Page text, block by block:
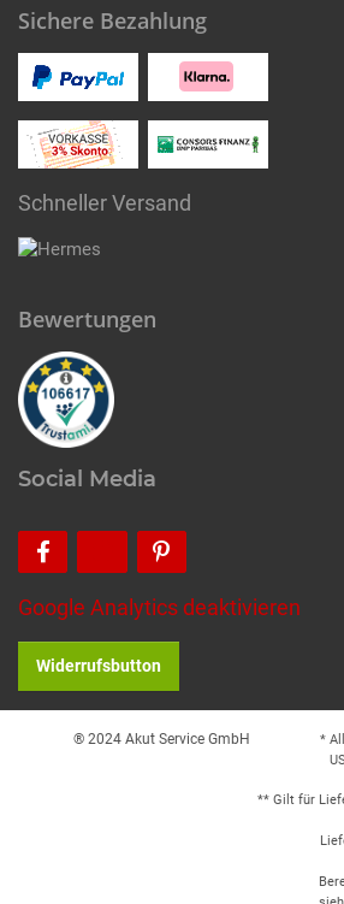
Sichere Bezahlung
Schneller Versand
Bewertungen
Social Media
Google Analytics deaktivieren
Widerrufsbutton
® 2024 Akut Service GmbH
*
** Gilt für